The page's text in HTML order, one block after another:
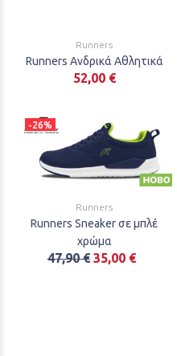
Runners
Runners Ανδρικά Αθλητικά
52,00 €
-26%
Runners
Runners Sneaker σε μπλέ
χρώμα
47,90 € 35,00 €